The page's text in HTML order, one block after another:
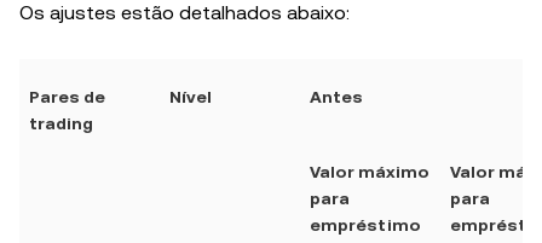
Os ajustes estão detalhados abaixo:
Pares de
trading
Nível Antes
Valor máximo
para
empréstimo
Valor
para